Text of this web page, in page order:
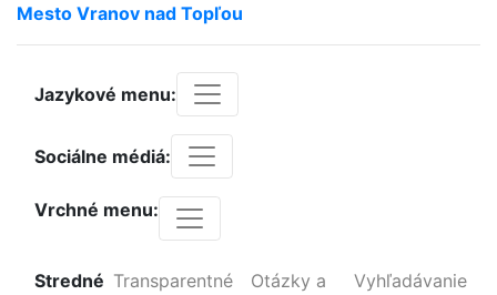
Mesto Vranov nad Topľou
Jazykové menu:
Sociálne médiá:
Vrchné menu:
Stredné Transparentné
Otázky a
Vyhľadávanie